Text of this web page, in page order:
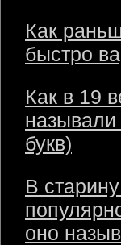
Как
быстро
Как в 19
букв)
В
оно